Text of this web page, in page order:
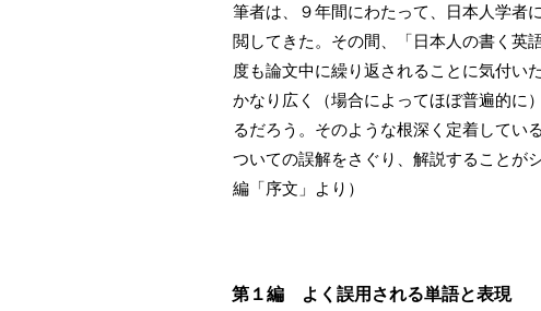
筆者は、９年間にわたって、日本人学者
閲してきた。その間、「日本人の書く英
度も論文中に繰り返されることに気付い
かなり広く（場合によってほぼ普遍的に
るだろう。そのような根深く定着してい
ついての誤解をさぐり、解説することが
編「序文」より）
第１編 よく誤用される単語と表現